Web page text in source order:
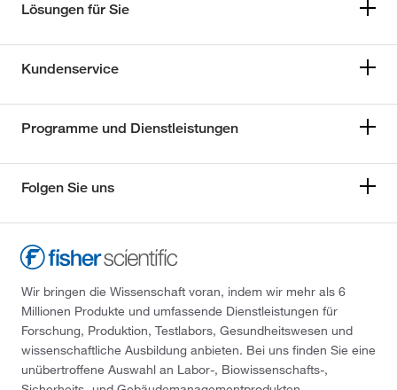
Lösungen für Sie
Kundenservice
Programme und Dienstleistungen
Folgen Sie uns
Wir bringen die Wissenschaft voran, indem wir mehr als 6
Millionen Produkte und umfassende Dienstleistungen für
Forschung, Produktion, Testlabors, Gesundheitswesen und
wissenschaftliche Ausbildung anbieten. Bei uns finden Sie eine
unübertroffene Auswahl an Labor-, Biowissenschafts-,